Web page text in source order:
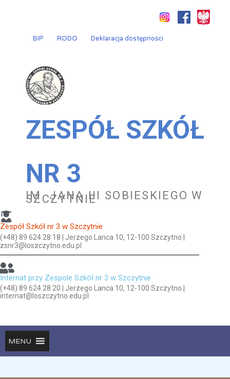
BIP
RODO Deklaracja dostępności
ZESPÓŁ SZKÓŁ
NR 3
IM. JANA III SOBIESKIEGO W
SZCZYTNIE
Zespół Szkół nr 3 w Szczytnie
(+48) 89 624 28 18 | Jerzego Lanca 10, 12-100 Szczytno |
zsnr3@loszczytno.edu.pl
Internat przy Zespole Szkół nr 3 w Szczytnie
(+48) 89 624 28 20 | Jerzego Lanca 10, 12-100 Szczytno |
internat@loszczytno.edu.pl
MENU